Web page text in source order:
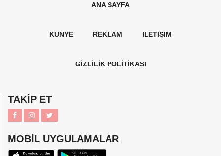
ANA SAYFA
KÜNYE REKLAM İLETİŞİM
GİZLİLİK POLİTİKASI
TAKİP ET
MOBİL UYGULAMALAR